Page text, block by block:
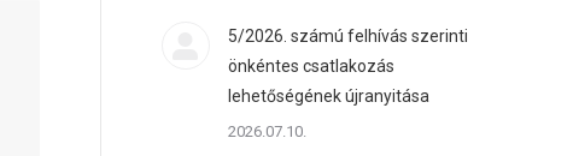
5/2026. számú felhívás szerinti
önkéntes csatlakozás
lehetőségének újranyitása
2026.07.10.